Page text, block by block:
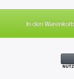
In den Warenkorb